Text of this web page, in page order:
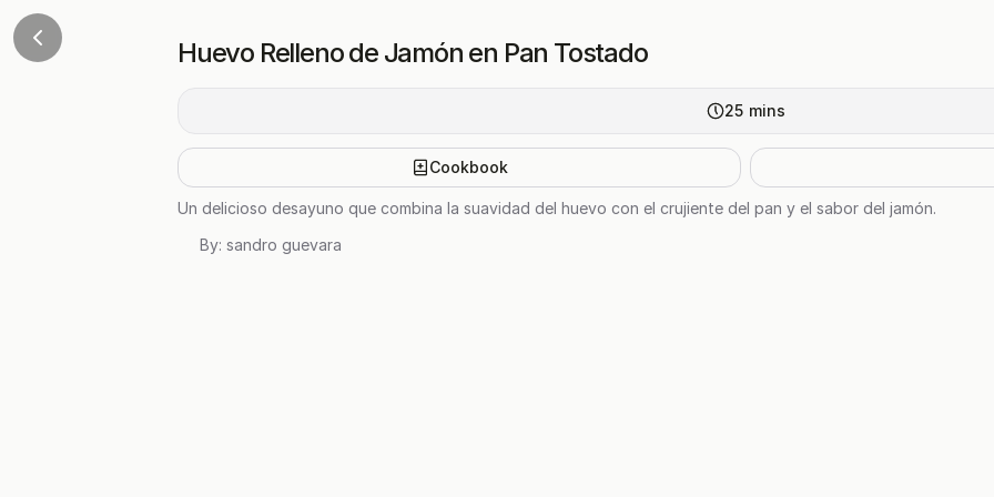
Huevo Relleno de Jamón en Pan Tostado
25 mins
Cookbook
Un delicioso desayuno que combina la suavidad del huevo con el crujiente del pan y el sabor del jamón.
By: sandro guevara